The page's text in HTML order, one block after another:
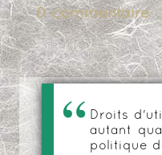
0 commentaire
Droits
autant
politique